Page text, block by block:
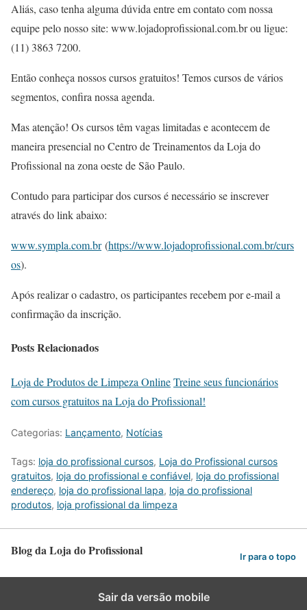
Aliás, caso tenha alguma dúvida entre em contato com nossa
equipe pelo nosso site: www.lojadoprofissional.com.br ou ligue:
(11) 3863 7200.
Então conheça nossos cursos gratuitos! Temos cursos de vários
segmentos, confira nossa agenda.
Mas atenção! Os cursos têm vagas limitadas e acontecem de
maneira presencial no Centro de Treinamentos da Loja do
Profissional na zona oeste de São Paulo.
Contudo para participar dos cursos é necessário se inscrever
através do link abaixo:
www.sympla.com.br(https://www.lojadoprofissional.com.br/curs
os).
Após realizar o cadastro, os participantes recebem por e-mail a
confirmação da inscrição.
Posts Relacionados
Loja de Produtos de Limpeza OnlineTreine seus funcionários
com cursos gratuitos na Loja do Profissional!
Categorias: Lançamento, Notícias
Tags: loja do profissional cursos, Loja do Profissional cursos
gratuitos, loja do profissional e confiável, loja do profissional
endereço, loja do profissional lapa, loja do profissional
produtos, loja profissional da limpeza
Blog da Loja do Profissional Ir para o topo
Sair da versão mobile